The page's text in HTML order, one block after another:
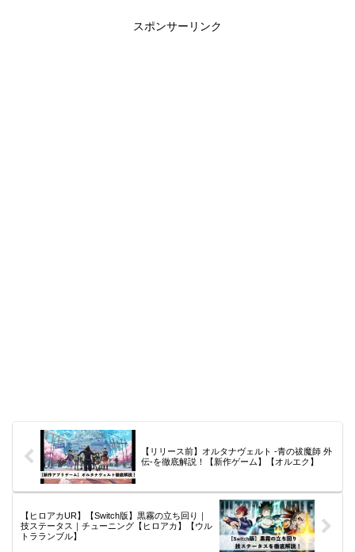
スポンサーリンク
【リリース前】オルタナヴェルト -青の祓魔師 外
伝-を徹底解説！【新作ゲーム】【オルエク】
【ヒロアカUR】【Switch版】黒霧の立ち回り｜
技ステータス｜チューニング【ヒロアカ】【ウル
トラランブル】